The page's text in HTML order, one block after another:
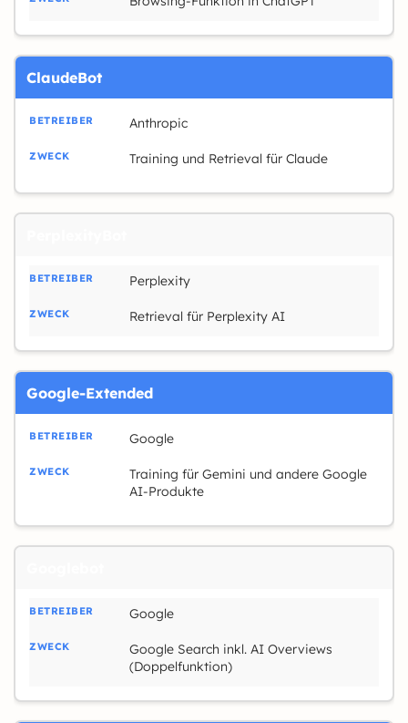
ClaudeBot
Anthropic
Training und Retrieval für Claude
Perplexity
Retrieval für Perplexity AI
Google-Extended
Google
Training für Gemini und andere Google
AI-Produkte
Google
Google Search inkl. AI Overviews
(Doppelfunktion)